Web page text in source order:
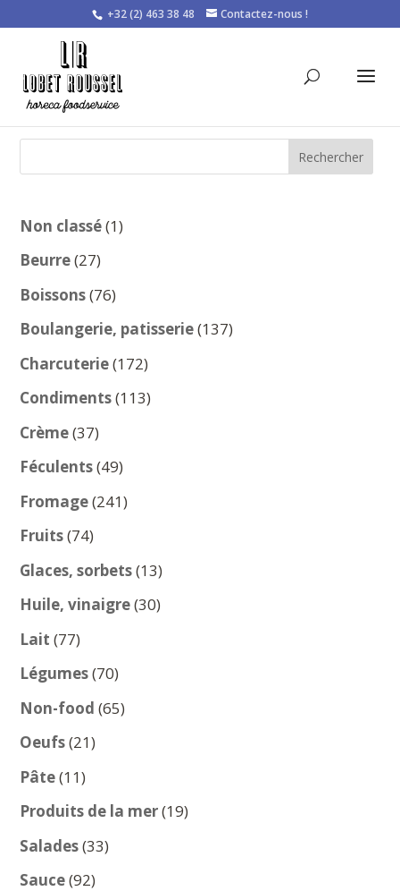
+32 (2) 463 38 48 Contactez-nous !
Rechercher
Non classé 11
Beurre 2727
produits
Boissons 7676
produits
Boulangerie, patisserie 137137
Charcuterie 172172
produits
Condiments 113113
Crème 3737
produits
Féculents 4949
produits
Fromage 241241
Fruits 7474
produits
Glaces, sorbets 1313
produits
Huile, vinaigre 3030
Lait 7777
produits
Légumes 7070
produits
Non-food 6565
Oeufs 2121
Pâte 1111
produits
Produits de la mer 1919
Salades 3333
Sauce 9292